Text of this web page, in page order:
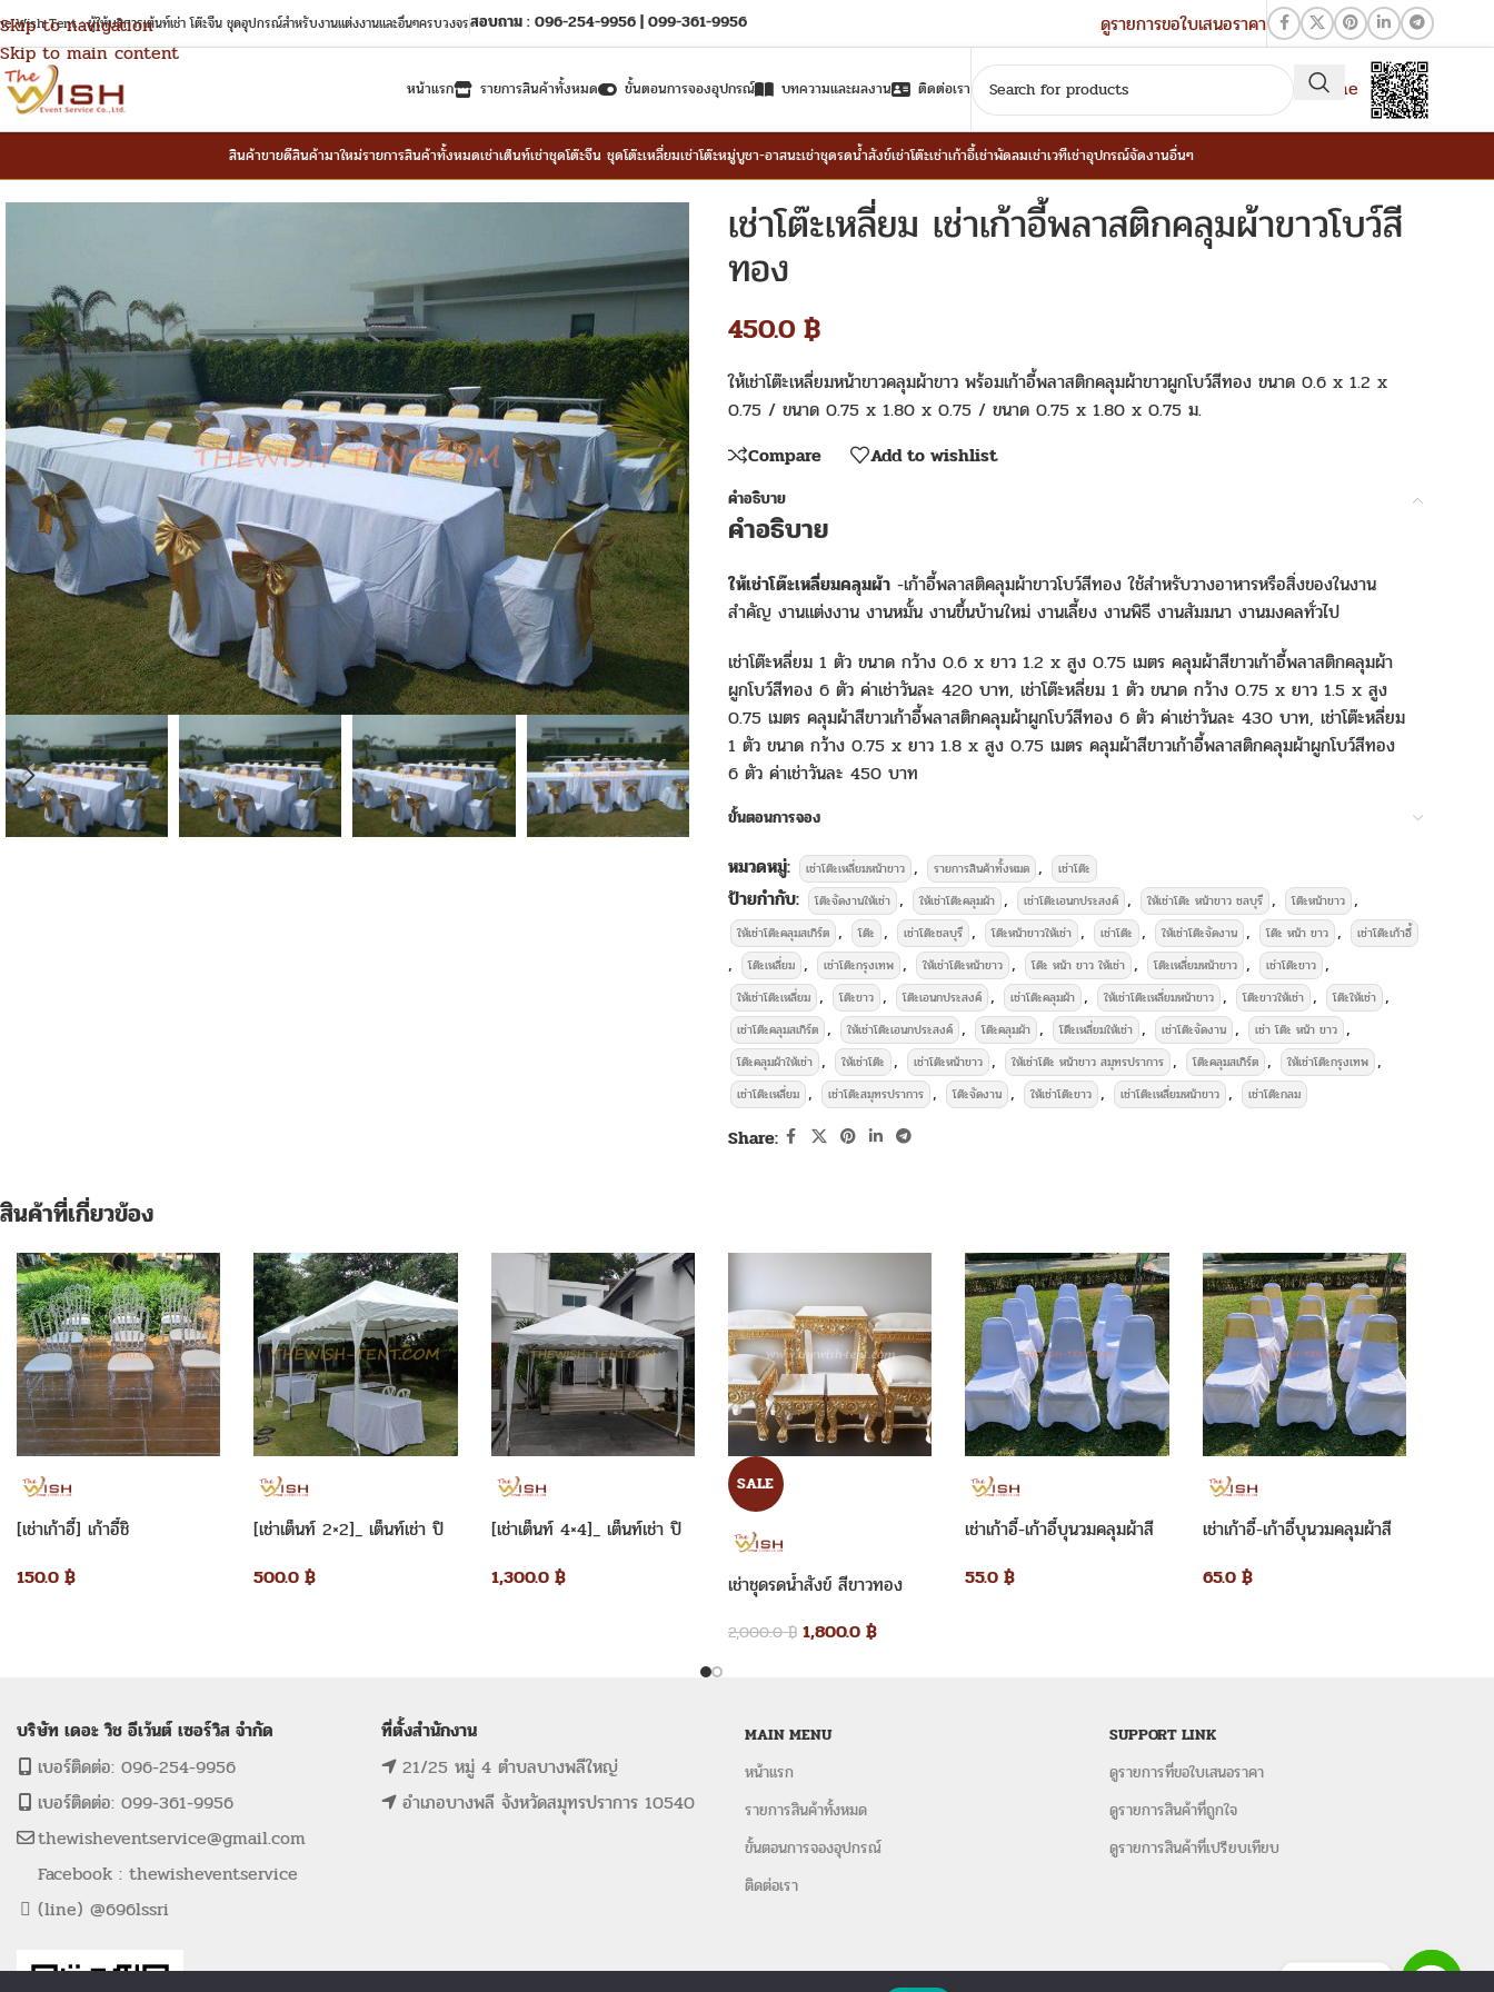
Skip to navigation
Skip to main content
Wish Tent : ผู้ให้บริการเต้นท์เช่า โต๊ะจีน ชุดอุปกรณ์สำหรับงานแต่งงานและอื่นๆครบวงจรสอบถาม : 096-254-9956 | 099-361-9956 ดูรายการขอใบเสนอราคา
หน้าแรก รายการสินค้าทั้งหมด ขั้นตอนการจองอุปกรณ์ บทความและผลงาน ติดต่อเรา QR-Line
สินค้าขายดีสินค้ามาใหม่รายการสินค้าทั้งหมดเช่าเต็นท์เช่าชุดโต๊ะจีน ชุดโต๊ะเหลี่ยมเช่าโต๊ะหมู่บูชา-อาสนะเช่าชุดรดน้ำสังข์เช่าโต๊ะเช่าเก้าอี้เช่าพัดลมเช่าเวทีเช่าอุปกรณ์จัดงานอื่นๆ
เช่าโต๊ะเหลี่ยม เช่าเก้าอี้พลาสติกคลุมผ้าขาวโบว์สี
ทอง
450.0 ฿
ให้เช่าโต๊ะเหลี่ยมหน้าขาวคลุมผ้าขาว พร้อมเก้าอี้พลาสติกคลุมผ้าขาวผูกโบว์สีทอง ขนาด 0.6 x 1.2 x
0.75 / ขนาด 0.75 x 1.80 x 0.75 / ขนาด 0.75 x 1.80 x 0.75 ม.
Compare
Add to wishlist
คำอธิบาย
คำอธิบาย
ให้เช่าโต๊ะเหลี่ยมคลุมผ้า-เก้าอี้พลาสติคลุมผ้าขาวโบว์สีทอง ใช้สำหรับวางอาหารหรือสิ่งของในงาน
สำคัญ งานแต่งงาน งานหมั้น งานขึ้นบ้านใหม่ งานเลี้ยง งานพิธี งานสัมมนา งานมงคลทั่วไป
เช่าโต๊ะหลี่ยม 1 ตัว ขนาด กว้าง 0.6 x ยาว 1.2 x สูง 0.75 เมตร คลุมผ้าสีขาวเก้าอี้พลาสติกคลุมผ้า
ผูกโบว์สีทอง 6 ตัว ค่าเช่าวันละ 420 บาท, เช่าโต๊ะหลี่ยม 1 ตัว ขนาด กว้าง 0.75 x ยาว 1.5 x สูง
0.75 เมตร คลุมผ้าสีขาวเก้าอี้พลาสติกคลุมผ้าผูกโบว์สีทอง 6 ตัว ค่าเช่าวันละ 430 บาท, เช่าโต๊ะหลี่ยม
1 ตัว ขนาด กว้าง 0.75 x ยาว 1.8 x สูง 0.75 เมตร คลุมผ้าสีขาวเก้าอี้พลาสติกคลุมผ้าผูกโบว์สีทอง
6 ตัว ค่าเช่าวันละ 450 บาท
เก็บรายการนี้หรือส่งต่อ
แชร์สินค้าหรือส่งรายละเอียดรายการนี้ ให้ผู้อื่นไว้ดูผ่าน Social Media
Facebook Line
บริการให้เช่าอุปกรณ์จัดงาน Event – อุปกรณ์จัดงานครบจบที่
เดียวถูกๆ ให้เช่าโต๊ะเหลี่ยมคลุมผ้า
บริการให้ ให้เช่าโต๊ะเหลี่ยมคลุมผ้าใช้สำหรับวางอาหารหรือสิ่งของในงานสำคัญ งานเลี้ยง งานพิธี
งานสัมมนา งานมงคลทั่วไป
บริการให้ จับจีบสีทองใช้สำหรับวางอาหารหรือสิ่งของในงานสำคัญ งานเลี้ยง
งานพิธี งานสัมมนา งานมงคลทั่วไป ,พร้อมชุดรดน้ำสังข์, พัดลมไอเย็น, พัดลมไอน้ำ, เต็นท์, โต๊ะจีน,
โต๊ะเหลี่ยมหน้าขาว, เก้าอี้, โต๊ะ+เก้าอี้, เก้าอี้ชิวารี,
อุปกรณ์จัดงานอื่น ๆ
เช่าโต๊ะจีน+เก้าอี้บุนวม
เช่าโต๊ะจีน+เก้าอี้ชิวารี เช่าโต๊ะจีน+เก้าอี้พลาสติก
กลม
พร้อมให้บริการจัดงานเร่ง งานด่วน ให้คำปรึกษาโดยผู้มีประสบการณ์ ครบจบในที่เดียว “คิดถึงอีเว้นต์
คิดถึงThe Wish”
ติดตามอัปเดตผลงานในเพจ FACEbook
มงคลทั่วไป , ได้โดยตรงหรือส่งรายละเอียดให้เราผ่านทางหน้าเว็บไซต์ (ขอใบเสนอราคา)
ขั้นตอนการจอง
หมวดหมู่: เช่าโต๊ะเหลี่ยมหน้าขาว , รายการสินค้าทั้งหมด , เช่าโต๊ะ
ป้ายกำกับ: โต๊ะจัดงานให้เช่า , ให้เช่าโต๊ะคลุมผ้า , เช่าโต๊ะเอนกประสงค์ , ให้เช่าโต๊ะ หน้าขาว ชลบุรี , โต๊ะหน้าขาว ,
ให้เช่าโต๊ะคลุมสเกิร์ต , โต๊ะ , เช่าโต๊ะชลบุรี , โต๊ะหน้าขาวให้เช่า , เช่าโต๊ะ , ให้เช่าโต๊ะจัดงาน , โต๊ะ หน้า ขาว , เช่าโต๊ะเก้าอี้
, โต๊ะเหลี่ยม , เช่าโต๊ะกรุงเทพ , ให้เช่าโต๊ะหน้าขาว , โต๊ะ หน้า ขาว ให้เช่า , โต๊ะเหลี่ยมหน้าขาว , เช่าโต๊ะขาว ,
ให้เช่าโต๊ะเหลี่ยม , โต๊ะขาว , โต๊ะเอนกประสงค์ , เช่าโต๊ะคลุมผ้า , ให้เช่าโต๊ะเหลี่ยมหน้าขาว , โต๊ะขาวให้เช่า , โต๊ะให้เช่า ,
เช่าโต๊ะคลุมสเกิร์ต , ให้เช่าโต๊ะเอนกประสงค์ , โต๊ะคลุมผ้า , โตีะเหลี่ยมให้เช่า , เช่าโต๊ะจัดงาน , เช่า โต๊ะ หน้า ขาว ,
โต๊ะคลุมผ้าให้เช่า , ให้เช่าโต๊ะ , เช่าโต๊ะหน้าขาว , ให้เช่าโต๊ะ หน้าขาว สมุทรปราการ , โต๊ะคลุมสเกิร์ต , ให้เช่าโต๊ะกรุงเทพ ,
เช่าโต๊ะเหลี่ยม , เช่าโต๊ะสมุทรปราการ , โต๊ะจัดงาน , ให้เช่าโต๊ะขาว , เช่าโต๊ะเหลี่ยมหน้าขาว , เช่าโต๊ะกลม
Share:
สินค้าที่เกี่ยวข้อง
[เช่าเก้าอี้] เก้าอี้ชิ
150.0 ฿
[เช่าเต็นท์ 2×2]_ เต็นท์เช่า ปิ
500.0฿
[เช่าเต็นท์ 4×4]_ เต็นท์เช่า ปิ
1,300.0 ฿
SALE
เช่าชุดรดน้ำสังข์ สีขาวทอง
2,000.0฿ 1,800.0 ฿
เช่าเก้าอี้-เก้าอี้บุนวมคลุมผ้าสี
55.0฿
เช่าเก้าอี้-เก้าอี้บุนวมคลุมผ้าสี
65.0 ฿
บริษัท เดอะ วิช อีเว้นต์ เซอร์วิส จำกัด
เบอร์ติดต่อ: 096-254-9956
เบอร์ติดต่อ: 099-361-9956
thewisheventservice@gmail.com
Facebook : thewisheventservice
(line) @696lssri
ที่ตั้งสำนักงาน
21/25 หมู่ 4 ตำบลบางพลีใหญ่
อำเภอบางพลี จังหวัดสมุทรปราการ 10540
MAIN MENU
หน้าแรก
รายการสินค้าทั้งหมด
ขั้นตอนการจองอุปกรณ์
ติดต่อเรา
SUPPORT LINK
ดูรายการที่ขอใบเสนอราคา
ดูรายการสินค้าที่ถูกใจ
ดูรายการสินค้าที่เปรียบเทียบ